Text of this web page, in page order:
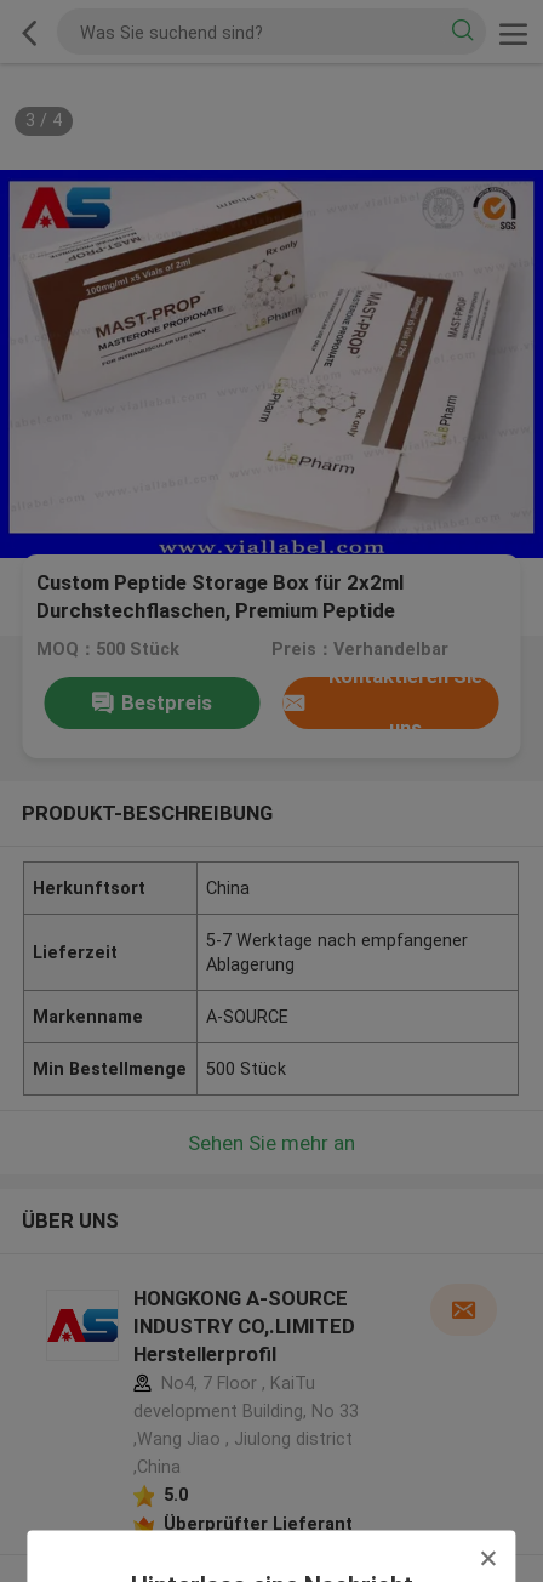
3 / 4
Custom Peptide Storage Box für 2x2ml
Durchstechflaschen, Premium Peptide
Verpackungskasse
MOQ：500 Stück Preis：Verhandelbar
Bestpreis
Kontaktieren Sie
uns
PRODUKT-BESCHREIBUNG
Herkunftsort China
Lieferzeit
5-7 Werktage nach empfangener
Ablagerung
Markenname A-SOURCE
Min Bestellmenge 500 Stück
Sehen Sie mehr an
ÜBER UNS
HONGKONG A-SOURCE
INDUSTRY CO,.LIMITED
Herstellerprofil
No4, 7 Floor , KaiTu
development Building, No 33
,Wang Jiao , Jiulong district
,China
5.0
Überprüfter Lieferant